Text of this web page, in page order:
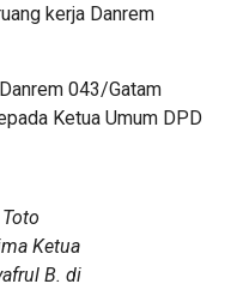
kerja Danrem
043/Gatam
Ketua Umum DPD
Ketua
B. di